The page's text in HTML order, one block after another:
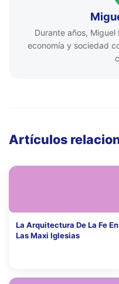
Durante años,
economía y sociedad
Artículos
La Arquitectura De La Fe En
Las Maxi Iglesias